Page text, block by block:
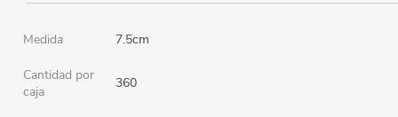
Medida 7.5cm
Cantidad por
caja
360